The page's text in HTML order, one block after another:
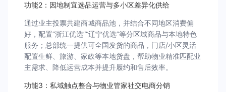
功能2：因地制宜选品运营与多小区差异化供给
通过业主投票共建商城商品池，并结合不同地区消费偏
好，配置“浙江优选”“辽宁优选”等分区域商品与本地特色
服务；总部统一提供可全国发货的商品，门店/小区灵活
配置生鲜、旅游、家政等本地货盘，帮助物业精准匹配业
主需求、降低运营成本并提升履约和售后效率。
功能3：私域触点整合与物业管家社交电商分销